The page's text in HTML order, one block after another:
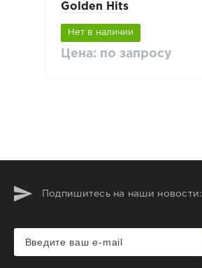
Golden Hits
Нет в наличии
Цена: по запросу
Подпишитесь на наши новости: